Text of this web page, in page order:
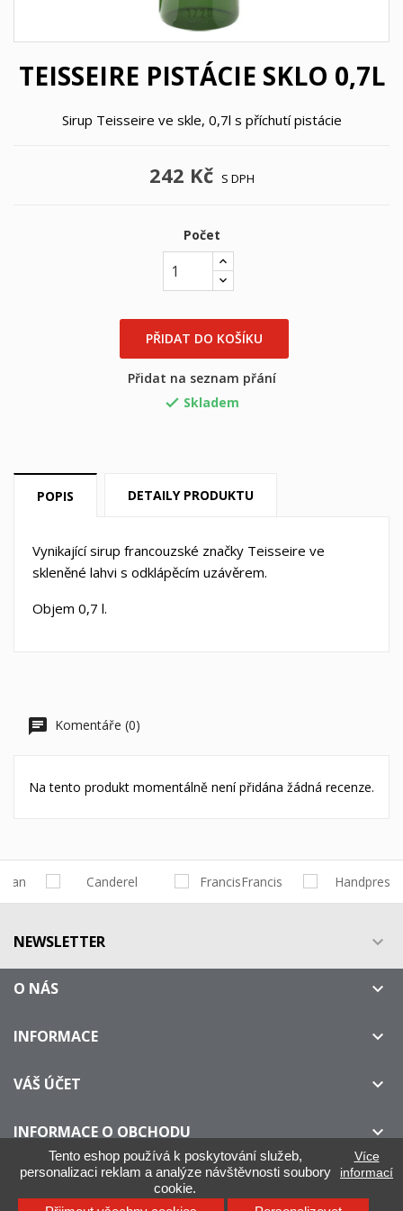
Tento eshop používá k poskytování služeb,
personalizaci reklam a analýze návštěvnosti soubory
cookie.
Více
informací
TEISSEIRE PISTÁCIE SKLO 0,7L
Sirup Teisseire ve skle, 0,7l s příchutí pistácie
242 Kč S DPH
Počet
PŘIDAT DO KOŠÍKU
Přidat na seznam přání
 Skladem
POPIS DETAILY PRODUKTU
Vynikající sirup francouzské značky Teisseire ve
skleněné lahvi s odklápěcím uzávěrem.
Objem 0,7 l.
Komentáře (0)
Na tento produkt momentálně není přidána žádná recenze.
NEWSLETTER 
O NÁS 
INFORMACE 
VÁŠ ÚČET 
INFORMACE O OBCHODU 
Můj seznam přání
Přihlásit se
Musíte být přihlášen, abyste si mohli výrobky uložit do
IllyOnline.cz - Není oficiálním distributorem kávy ILLY